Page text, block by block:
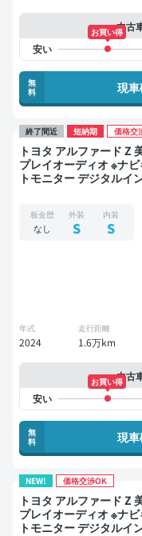
中古
お買い得
無
料
現
終了間近 短納期 価格交
トヨタ アルファード Z 美品 禁煙車 整備記録簿あり ディス
プレイオーディオ ※ナ
トモニター デジタルイ
方位カメラ ドライブレ
ドドア 7人乗り
板金歴
なし
外装
S
内装
S
年式
2024
走行距離
1.6万km
中古
お買い得
無
料
現
NEW! 価格交渉OK
トヨタ アルファード Z 美品 禁煙車 整備記録簿あり ディス
プレイオーディオ ※ナ
トモニター デジタルイ